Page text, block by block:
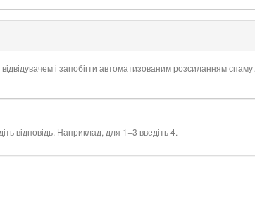
і запобігти автоматизованим розсиланням спаму.
відповідь. Наприклад, для 1+3 введіть 4.